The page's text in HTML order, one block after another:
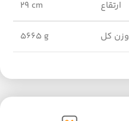
ارتقاع 29 cm
وزن کل 5665 g